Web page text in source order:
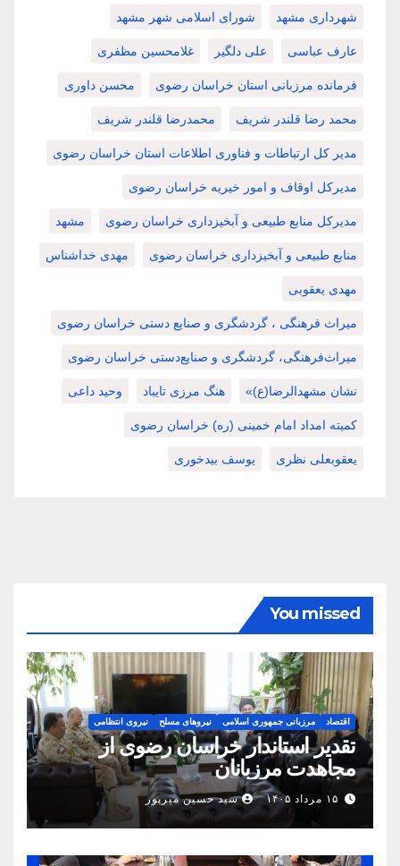
شهرداری مشهد شورای اسلامی شهر مشهد
عارف عباسی علی دلگیر غلامحسین مظفری
فرمانده مرزبانی استان خراسان رضوی محسن داوری
محمد رضا قلندر شریف محمدرضا قلندر شریف
مدیر کل ارتباطات و فناوری اطلاعات استان خراسان رضوی
مدیرکل اوقاف و امور خیریه خراسان رضوی
مدیرکل منابع طبیعی و آبخیزداری خراسان رضوی مشهد
منابع طبیعی و آبخیزداری خراسان رضوی مهدی خداشناس
مهدی یعقوبی
میراث فرهنگی ، گردشگری و صنایع دستی خراسان رضوی
میراث‌فرهنگی، گردشگری و صنایع‌دستی خراسان رضوی
نشان مشهدالرضا(ع)» هنگ مرزی تایباد وحید داعی
کمیته امداد امام خمینی (ره) خراسان رضوی
یعقوبعلی نظری یوسف بیدخوری
You missed
اقتصاد مرزبانی جمهوری اسلامی نیروهای مسلح نیروی انتظامی
تقدیر استاندار خراسان رضوی از
مجاهدت مرزبانان
۱۵ مرداد ۱۴۰۵ سید حسین میرپور